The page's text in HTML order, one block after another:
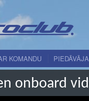
KOMANDU
onboard